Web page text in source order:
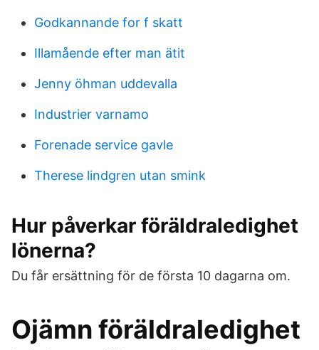
Godkannande for f skatt
Illamående efter man ätit
Jenny öhman uddevalla
Industrier varnamo
Forenade service gavle
Therese lindgren utan smink
Hur påverkar föräldraledighet
lönerna?
Du får ersättning för de första 10 dagarna om.
Ojämn föräldraledighet